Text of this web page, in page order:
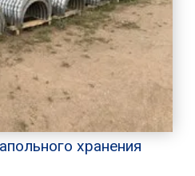
хранения